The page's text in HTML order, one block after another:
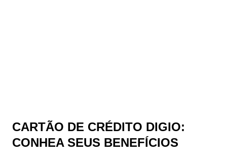
CARTÃO DE CRÉDITO DIGIO:
CONHEA SEUS BENEFÍCIOS